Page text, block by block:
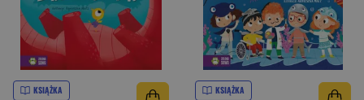
KSIĄŻKA KSIĄŻKA